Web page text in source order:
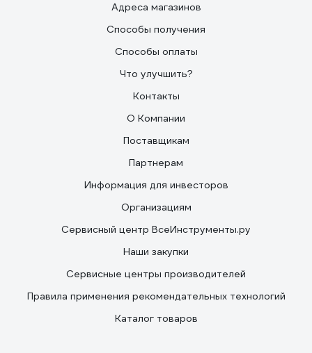
Адреса магазинов
Способы получения
Способы оплаты
Что улучшить?
Контакты
О Компании
Поставщикам
Партнерам
Информация для инвесторов
Организациям
Сервисный центр ВсеИнструменты.ру
Наши закупки
Сервисные центры производителей
Правила применения рекомендательных технологий
Каталог товаров